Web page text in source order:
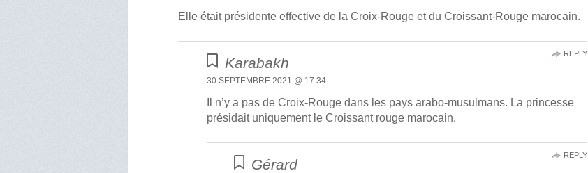
Elle était présidente effective de la Croix-Rouge et du Croissant-Rouge marocain.
Karabakh
30 SEPTEMBRE 2021 @ 17:34
Il n’y a pas de Croix-Rouge dans les pays arabo-musulmans. La princesse
présidait uniquement le Croissant rouge marocain.
REPLY
Gérard
REPLY